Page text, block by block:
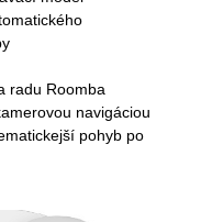
radu Roomba
navigáciou
pohyb po